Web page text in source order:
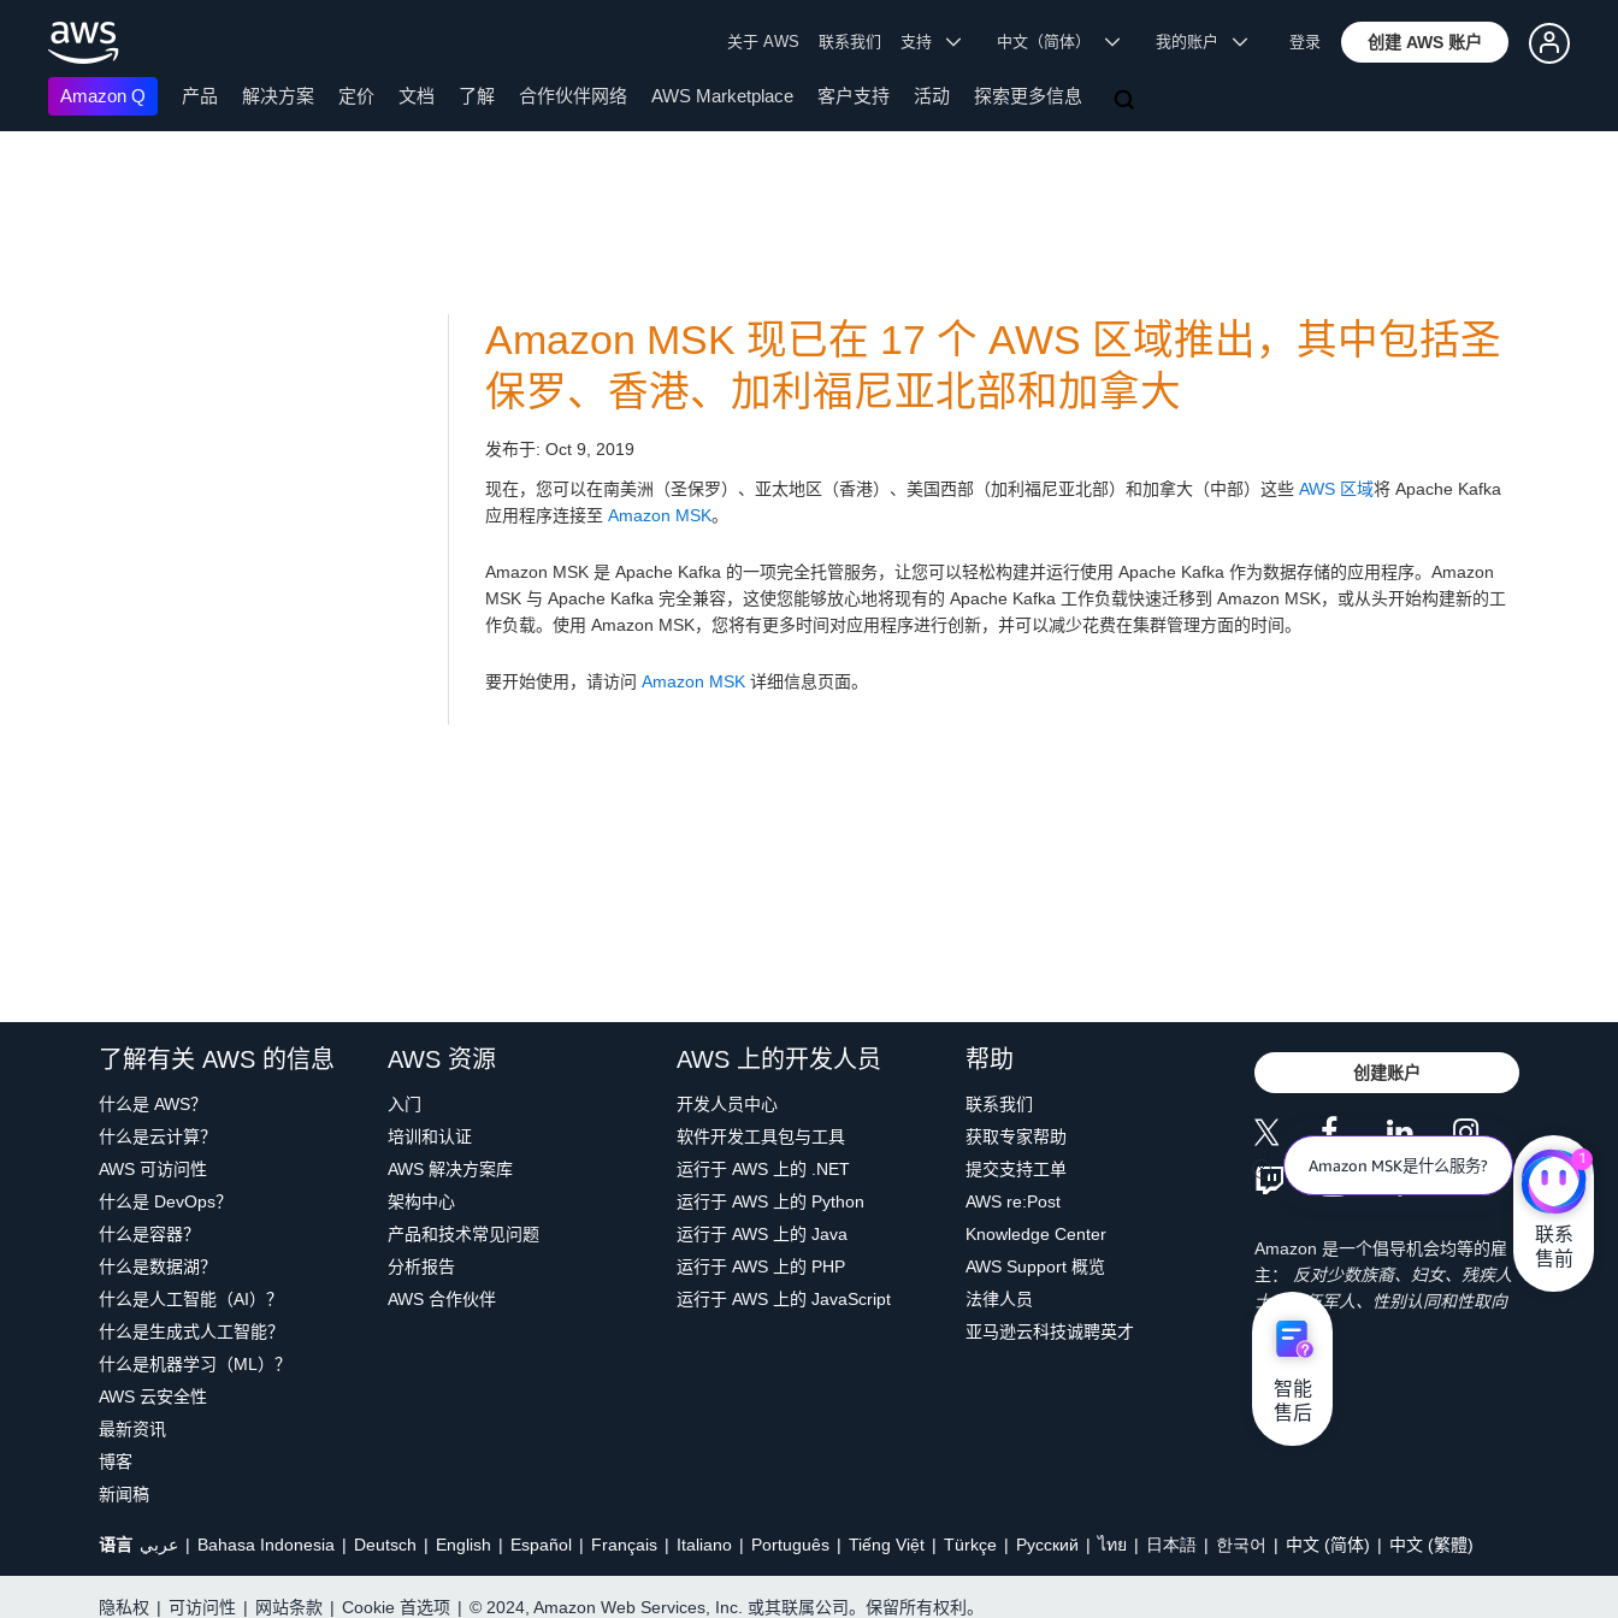
关于 AWS 联系我们 支持 中文（简体） 我的账户 登录 创建 AWS 账户
Amazon Q 产品 解决方案 定价 文档 了解 合作伙伴网络 AWS Marketplace 客户支持 活动 探索更多信息
Amazon MSK 现已在 17 个 AWS 区域推出，其中包括圣
保罗、香港、加利福尼亚北部和加拿大
发布于: Oct 9, 2019
现在，您可以在南美洲（圣保罗）、亚太地区（香港）、美国西部（加利福尼亚北部）和加拿大（中部）这些 AWS 区域将 Apache Kafka
应用程序连接至 Amazon MSK。
Amazon MSK 是 Apache Kafka 的一项完全托管服务，让您可以轻松构建并运行使用 Apache Kafka 作为数据存储的应用程序。Amazon
MSK 与 Apache Kafka 完全兼容，这使您能够放心地将现有的 Apache Kafka 工作负载快速迁移到 Amazon MSK，或从头开始构建新的工
作负载。使用 Amazon MSK，您将有更多时间对应用程序进行创新，并可以减少花费在集群管理方面的时间。
要开始使用，请访问 Amazon MSK 详细信息页面。
了解有关 AWS 的信息
什么是 AWS？
什么是云计算？
AWS 可访问性
什么是 DevOps？
什么是容器？
什么是数据湖？
什么是人工智能（AI）？
什么是生成式人工智能？
什么是机器学习（ML）？
AWS 云安全性
最新资讯
博客
新闻稿
AWS 资源
入门
培训和认证
AWS 解决方案库
架构中心
产品和技术常见问题
分析报告
AWS 合作伙伴
AWS 上的开发人员
开发人员中心
软件开发工具包与工具
运行于 AWS 上的 .NET
运行于 AWS 上的 Python
运行于 AWS 上的 Java
运行于 AWS 上的 PHP
运行于 AWS 上的 JavaScript
帮助
联系我们
获取专家帮助
提交支持工单
AWS re:Post
Knowledge Center
AWS Support 概览
法律人员
亚马逊云科技诚聘英才
创建账户
Amazon 是一个倡导机会均等的雇
主：
反对少数族裔、妇女、残疾人
士、退伍军人、性别认同和性取向
歧视。
语言 عربي Bahasa Indonesia Deutsch English Español Français Italiano Português Tiếng Việt Türkçe Ρусский ไทย 日本語 한국어 中文 (简体) 中文 (繁體)
隐私权 | 可访问性 | 网站条款 | Cookie 首选项 | © 2024, Amazon Web Services, Inc. 或其联属公司。保留所有权利。
Amazon MSK是什么服务? 1
联系
售前
智能
售后